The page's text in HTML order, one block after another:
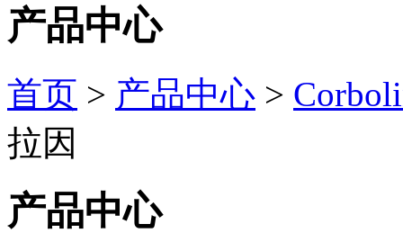
产品中心
首页 > 产品中心 >
拉因
产品中心